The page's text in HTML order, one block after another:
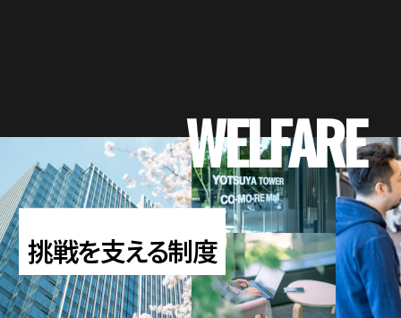
WELFARE
挑戦を支える制度